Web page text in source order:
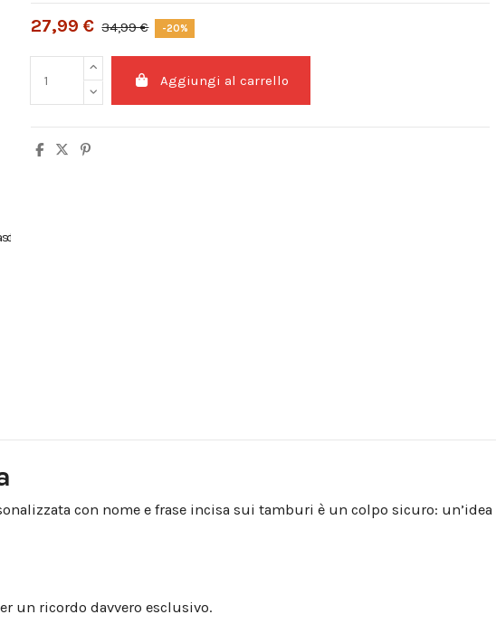
27,99 € 34,99 € -20%
Aggiungi al carrello
con nome e frase incisa sui tamburi è un colpo sicuro:
un ricordo davvero esclusivo.